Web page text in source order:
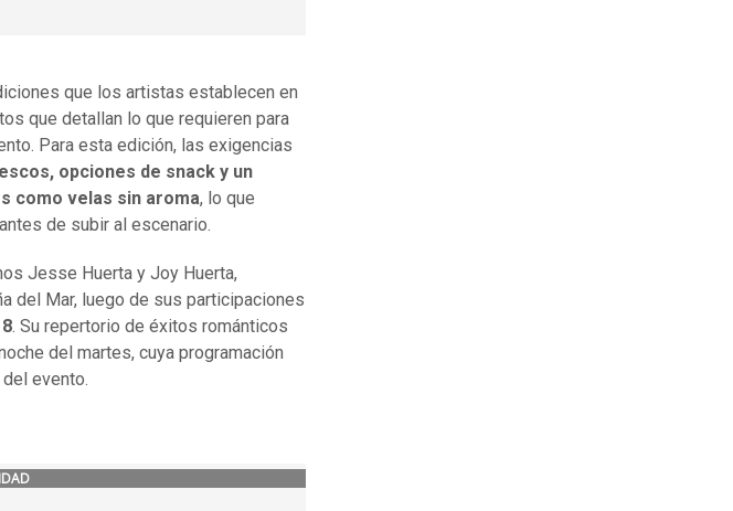
que los artistas establecen en
que detallan lo que requieren para
Para esta edición, las exigencias
opciones de snack y un
como velas sin aroma, lo que
de subir al escenario.
Jesse Huerta y Joy Huerta,
del Mar, luego de sus participaciones
. Su repertorio de éxitos románticos
del martes, cuya programación
evento.